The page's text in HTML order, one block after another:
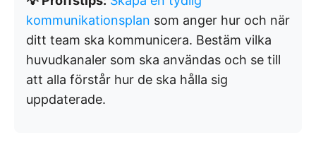
kommunikationsplan som anger hur och när
ditt team ska kommunicera. Bestäm vilka
huvudkanaler som ska användas och se till
att alla förstår hur de ska hålla sig
uppdaterade.